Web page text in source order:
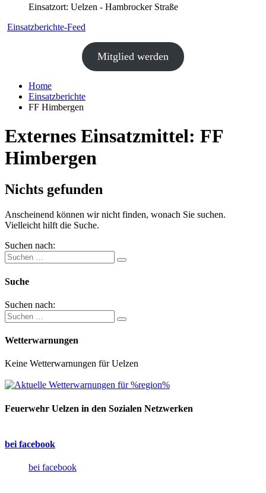
Einsatzort: Uelzen - Hambrocker Straße
Einsatzberichte-Feed
Mitglied werden
Home
Einsatzberichte
FF Himbergen
Externes Einsatzmittel: FF
Himbergen
Nichts gefunden
Anscheinend können wir nicht finden, wonach Sie suchen.
Vielleicht hilft die Suche.
Suchen nach:
Suche
Suchen nach:
Wetterwarnungen
Keine Wetterwarnungen für Uelzen
Feuerwehr Uelzen in den Sozialen Netzwerken
bei facebook
bei facebook